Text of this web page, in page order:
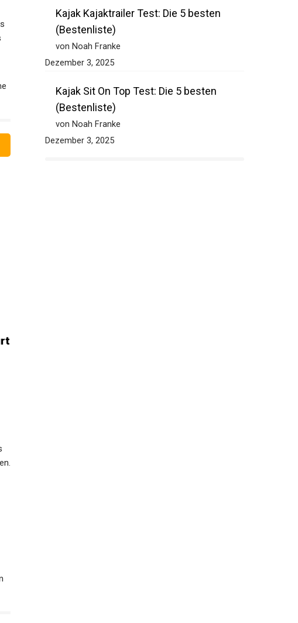
Kajak Kajaktrailer Test: Die 5 besten
(Bestenliste)
von Noah Franke
Dezember 3, 2025
Kajak Sit On Top Test: Die 5 besten
(Bestenliste)
von Noah Franke
Dezember 3, 2025